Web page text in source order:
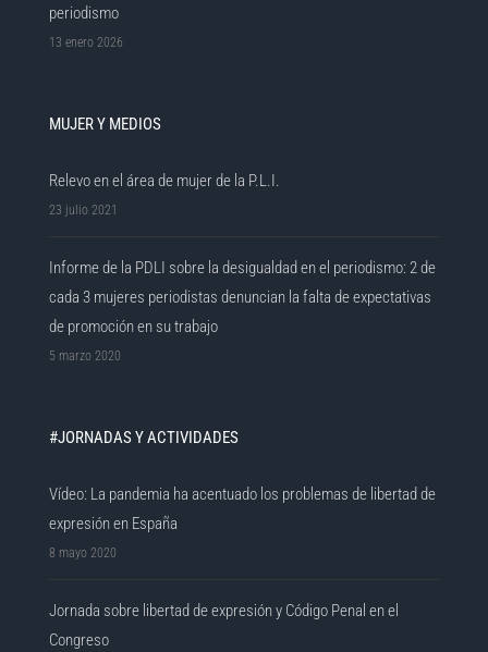
periodismo
13 enero 2026
MUJER Y MEDIOS
Relevo en el área de mujer de la P.L.I.
23 julio 2021
Informe de la PDLI sobre la desigualdad en el periodismo: 2 de
cada 3 mujeres periodistas denuncian la falta de expectativas
de promoción en su trabajo
5 marzo 2020
#JORNADAS Y ACTIVIDADES
Vídeo: La pandemia ha acentuado los problemas de libertad de
expresión en España
8 mayo 2020
Jornada sobre libertad de expresión y Código Penal en el
Congreso